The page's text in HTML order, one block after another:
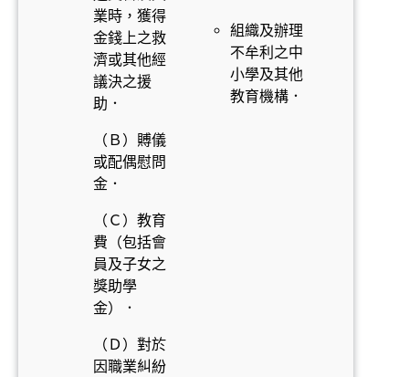
業時，獲得
金錢上之救
濟或其他經
議決之援
助．
（Ｂ）賻儀
或配偶慰問
金．
（Ｃ）教育
費（包括會
員及子女之
獎助學
金）．
（Ｄ）對於
因職業糾紛
組織及辦理
不牟利之中
小學及其他
教育機構．